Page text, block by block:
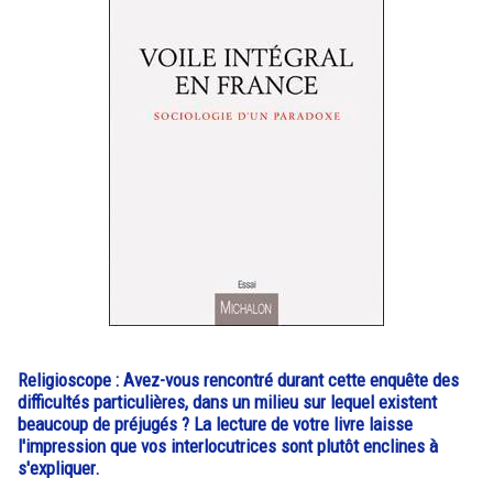
Religioscope : Avez-vous rencontré durant cette enquête des
difficultés particulières, dans un milieu sur lequel existent
beaucoup de préjugés ? La lecture de votre livre laisse
l'impression que vos interlocutrices sont plutôt enclines à
s'expliquer.